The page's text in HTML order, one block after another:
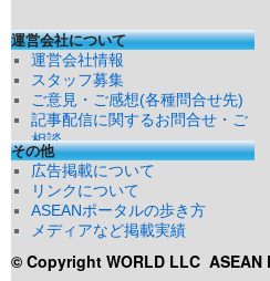
運営会社について
運営会社情報
スタッフ募集
ご意見・ご感想(各種問合せ先)
記事配信に関するお問合せ・ご
相談
その他
広告掲載について
リンクについて
ASEANポータルの歩き方
メディアなど掲載実績
© Copyright WORLD LLC ASEAN